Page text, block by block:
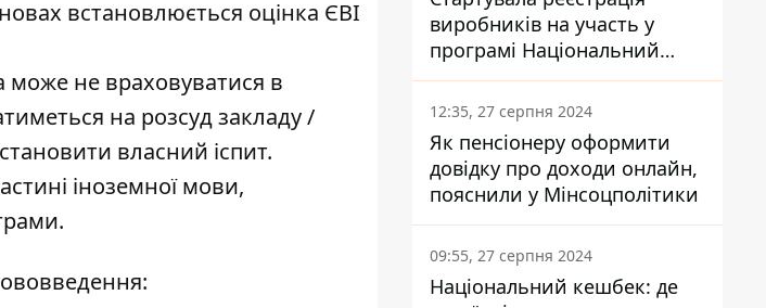
встановлюється оцінка ЄВІ
може не враховуватися в
на розсуд закладу /
власний іспит.
іноземної мови,
виробників на участь у
програмі Національний
кешбек: як це зробити
через портал Дія
12:35, 27 серпня 2024
Як пенсіонеру оформити
довідку про доходи онлайн,
пояснили у Мінсоцполітики
09:55, 27 серпня 2024
Національний кешбек: де